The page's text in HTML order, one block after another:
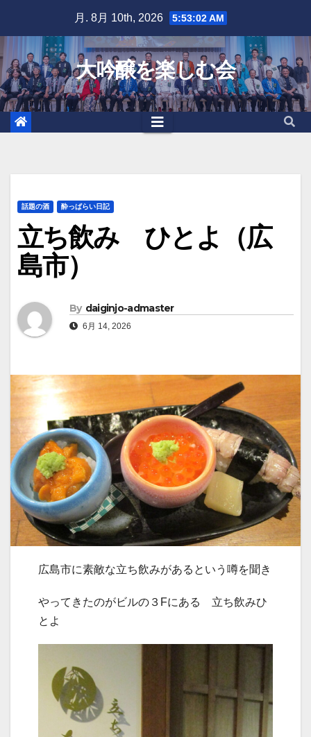
content
月. 8月 10th, 2026 5:53:04 AM
大吟醸を楽しむ会
話題の酒 酔っぱらい日記
立ち飲み ひとよ（広
島市）
By daiginjo-admaster
6月 14, 2026
広島市に素敵な立ち飲みがあるという噂を聞き
やってきたのがビルの３Fにある 立ち飲みひ
とよ